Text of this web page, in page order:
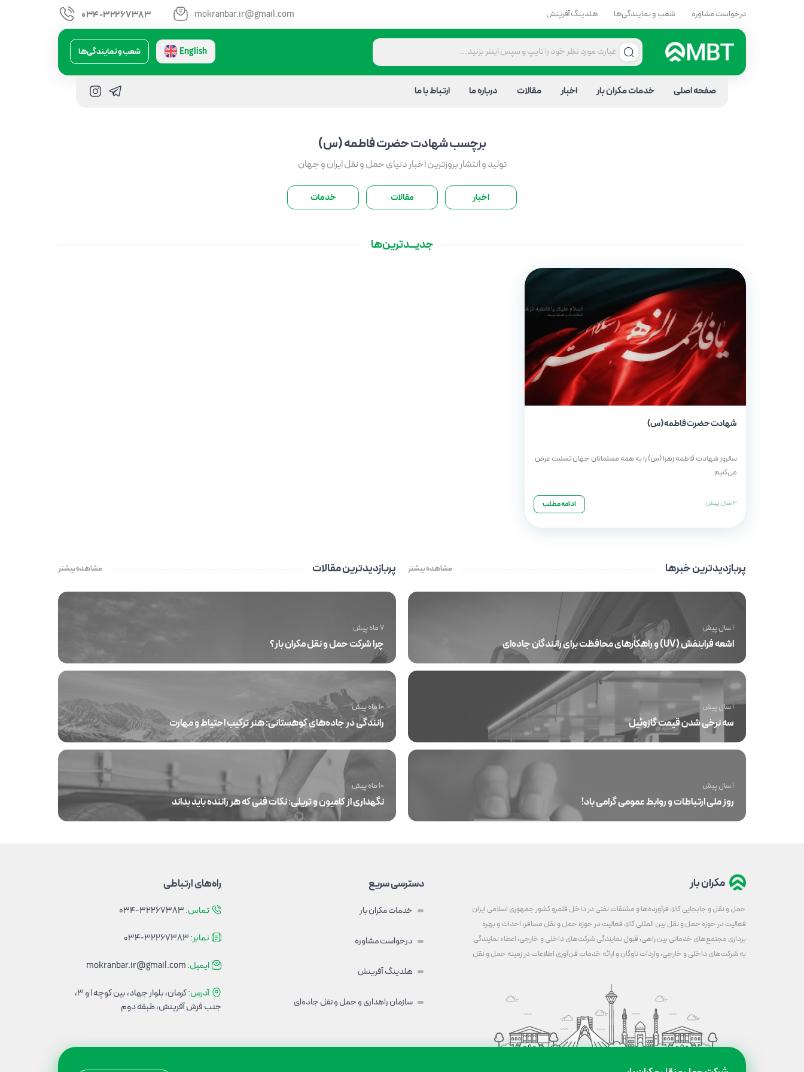
درخواست مشاوره شعب و نمایندگی‌ها هلدینگ آفرینش 034-32267383 mokranbar.ir@gmail.com
شعب و نمایندگی‌ها English
صفحه اصلی خدمات مکران بار اخبار مقالات درباره ما ارتباط با ما
برچسبشهادت حضرت فاطمه (س)
تولید و انتشار بروزترین اخبار دنیای حمل و نقل ایران و جهان
اخبار مقالات خدمات
جدیـــدترین‌ها
شهادت حضرت فاطمه (س)
سالروز شهادت فاطمه زهرا (س) را به همه مسلمانان جهان تسلیت عرض
می‌کنیم.
3 سال پیش ادامه مطلب
پربازدیدترین خبرها مشاهده بیشتر
اشعه فرابنفش (UV) و راهکارهای محافظت برای رانندگان جاده‌ای
1 سال پیش
سه نرخی شدن قیمت گازوئیل
1 سال پیش
روز ملی ارتباطات و روابط عمومی گرامی باد!
1 سال پیش
پربازدیدترین مقالات مشاهده بیشتر
چرا شرکت حمل و نقل مکران بار؟
7 ماه پیش
رانندگی در جاده‌های کوهستانی: هنر ترکیب احتیاط و مهارت
10 ماه پیش
نگهداری از کامیون و تریلی: نکات فنی که هر راننده باید بداند
10 ماه پیش
مکران بار
حمل و نقل و جابجایی کالا، فرآورده‌ها و مشتقات نفتی در داخل قلمرو کشور جمهوری اسلامی ایران
فعالیت در حوزه حمل و نقل بین المللی کالا، فعالیت در حوزه حمل و نقل مسافر، احداث و بهره
برداری مجتمع‌های خدماتی بین راهی، قبول نمایندگی شرکت‌های داخلی و خارجی، اعطاء نمایندگی
به شرکت‌های داخلی و خارجی، واردات ناوگان و ارائه خدمات فن‌آوری اطلاعات در زمینه حمل و نقل
دسترسی سریع
خدمات مکران بار
درخواست مشاوره
هلدینگ آفرینش
سازمان راهداری و حمل و نقل جاده‌ای
راه‌های ارتباطی
تماس:034-32267383
نمابر:034-32267383
ایمیل:mokranbar.ir@gmail.com
آدرس:
کرمان، بلوار جهاد، بین کوچه 1 و 3،
جنب فرش آفرینش، طبقه دوم